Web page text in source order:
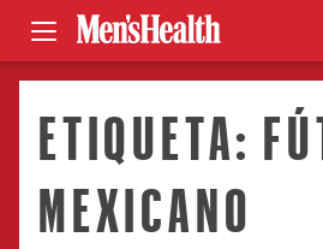
ETIQUETA:
MEXICANO